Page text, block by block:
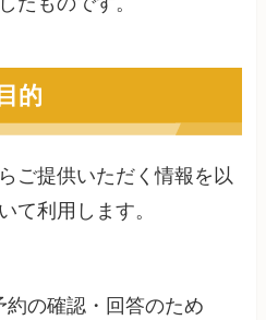
的
ご提供いただく情報を以
て利用します。
約の確認・回答のため